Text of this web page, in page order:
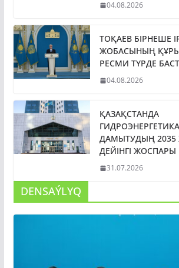
04.08.2026
ТОҚАЕВ БІРНЕШЕ
ЖОБАСЫНЫҢ
РЕСМИ ТҮРДЕ
04.08.2026
ҚАЗАҚСТАНДА
ДАМЫТУДЫҢ 2035
ДЕЙІНГІ ЖОСПАРЫ
31.07.2026
DENSAÝLYQ